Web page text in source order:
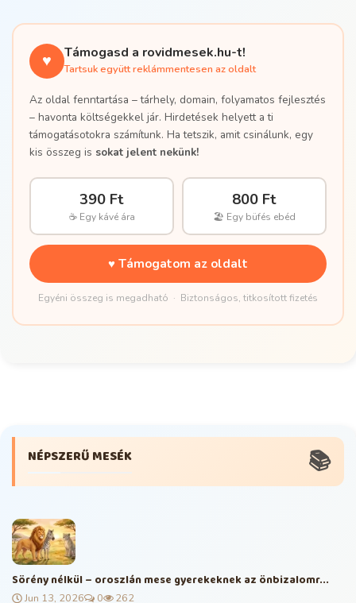
♥ Támogasd a rovidmesek.hu-t!
Tartsuk együtt reklámmentesen az oldalt
Az oldal fenntartása – tárhely, domain, folyamatos fejlesztés
– havonta költségekkel jár. Hirdetések helyett a ti
támogatásotokra számítunk. Ha tetszik, amit csinálunk, egy
kis összeg is sokat jelent nekünk!
390 Ft
☕ Egy kávé ára
800 Ft
🏖 Egy büfés ebéd
♥ Támogatom az oldalt
Egyéni összeg is megadható · Biztonságos, titkosított fizetés
NÉPSZERŰ MESÉK 📚
Sörény nélkül – oroszlán mese gyerekeknek az önbizalomr...
Jun 13, 2026 0 262